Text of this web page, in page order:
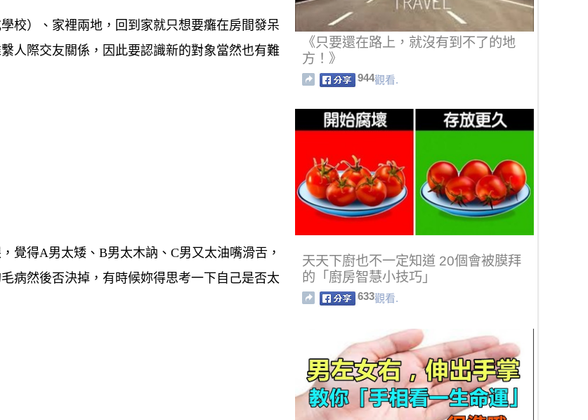
學校）、 家裡兩地，回到家就只想要癱在房間發呆
繫人際交友關係，因此要認識新的對象當然也有難
覺得A男太矮、B男太木訥、C男又太油嘴滑舌，
病然後否決掉，有時候妳得思考一下自己是否太
《只要還在路上，就沒有到不了的地
方！》
944觀看.
天天下廚也不一定知道 20個會被膜拜
的「廚房智慧小技巧」
633觀看.